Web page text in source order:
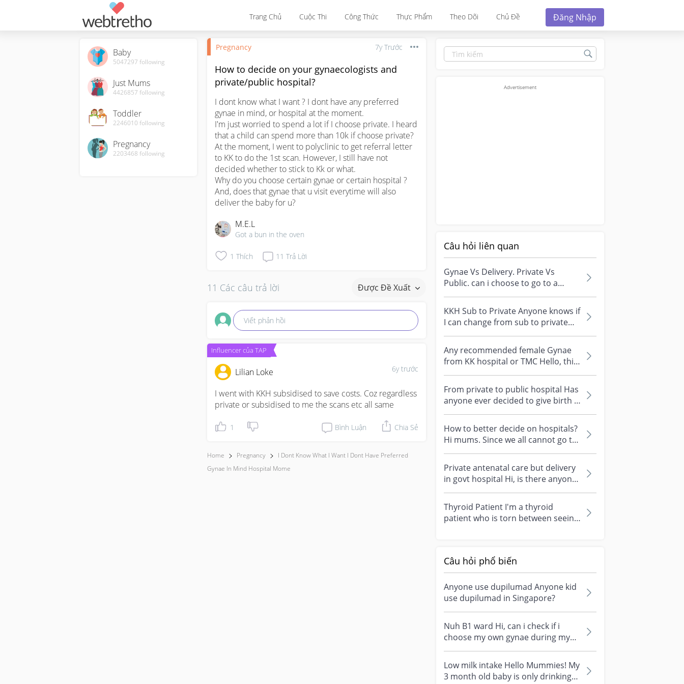
Trang Chủ Cuộc Thi Công Thức Thực Phẩm Theo Dõi Chủ Đề Đăng Nhập
Baby
5047297 following
Just Mums
4426857 following
Toddler
2246010 following
Pregnancy
2203468 following
Pregnancy 7y Trước
How to decide on your gynaecologists and
private/public hospital?
I dont know what I want ? I dont have any preferred
gynae in mind, or hospital at the moment.
I'm just worried to spend a lot if I choose private. I heard
that a child can spend more than 10k if choose private?
At the moment, I went to polyclinic to get referral letter
to KK to do the 1st scan. However, I still have not
decided whether to stick to Kk or what.
Why do you choose certain gynae or certain hospital ?
And, does that gynae that u visit everytime will also
deliver the baby for u?
M.e.l
Got a bun in the oven
1 Thích 11 Trả Lời
11 Các câu trả lời Được Đề Xuất
Viết phản hồi
Influencer của TAP
6y trước
Lilian Loke
I went with KKH subsidised to save costs. Coz regardless
private or subsidised to me the scans etc all same
1 Bình Luận Chia Sẻ
Home Pregnancy
I Dont Know What I Want I Dont Have Preferred
Gynae In Mind Hospital Mome
Câu hỏi liên quan
Gynae Vs Delivery. Private Vs
Public. can i choose to go to a
private gynae at private clinic for
ch...
KKH Sub to Private Anyone knows if
I can change from sub to private
during admission? Do i still ne...
Any recommended female Gynae
from KK hospital or TMC Hello, this
is #1stimemom and can you share
wit...
From private to public hospital Has
anyone ever decided to give birth in
private hospitals but ended...
How to better decide on hospitals?
Hi mums. Since we all cannot go to
hospital tours that usually ot...
Private antenatal care but delivery
in govt hospital Hi, is there anyone
here seeing a private gynae...
Thyroid Patient I'm a thyroid
patient who is torn between seeing
Câu hỏi phổ biến
Anyone use dupilumad Anyone kid
use dupilumad in Singapore?
Nuh B1 ward Hi, can i check if i
choose my own gynae during my
last trimester at Nuh , i would
tech...
Low milk intake Hello Mummies! My
3 month old baby is only drinking